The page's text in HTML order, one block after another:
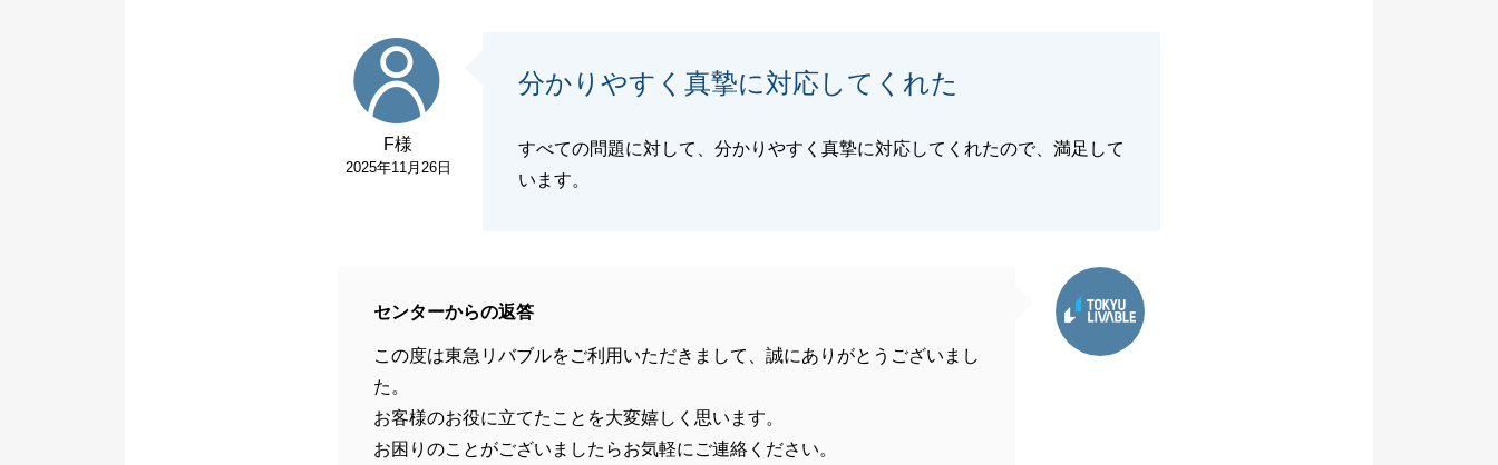
F様
2025年11月26日
分かりやすく真摯に対応してくれた
すべての問題に対して、分かりやすく真摯に対応してくれたので、満足して
います。
センターからの返答
この度は東急リバブルをご利用いただきまして、誠にありがとうございまし
た。
お客様のお役に立てたことを大変嬉しく思います。
お困りのことがございましたらお気軽にご連絡ください。